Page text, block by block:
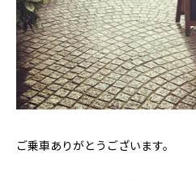
ご乗車ありがとうございます。